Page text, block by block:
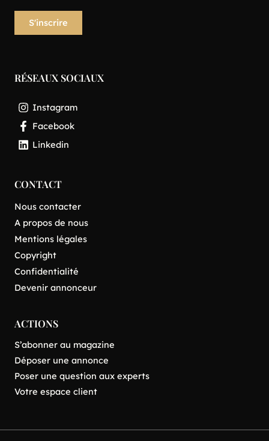
RÉSEAUX SOCIAUX
Instagram
Facebook
Linkedin
CONTACT
Nous contacter
A propos de nous
Mentions légales
Copyright
Confidentialité
Devenir annonceur
ACTIONS
S’abonner au magazine
Déposer une annonce
Poser une question aux experts
Votre espace client